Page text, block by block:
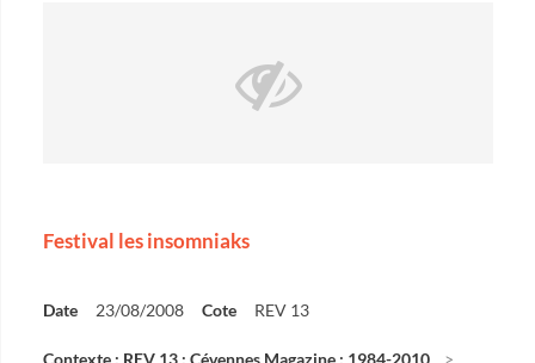
Festival les insomniaks
Date 23/08/2008 Cote REV 13
Contexte : REV 13 : Cévennes Magazine : 1984-2010